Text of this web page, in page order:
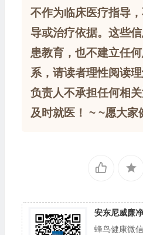
不作为临床医疗指导
导或治疗依据。这些
患教育，也不建立任
系，请读者理性阅读
负责人不承担任何相
及时就医！ ~ ~愿大家
安东尼威廉
蜂鸟健康微